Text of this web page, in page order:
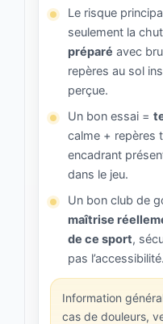
Le risque
seulement la
préparé avec
repères au sol
perçue.
Un bon essai =
calme + repères
encadrant
dans le jeu.
Un bon club de
maîtrise
de ce sport,
pas l’accessibilité.
Information
cas de douleurs,